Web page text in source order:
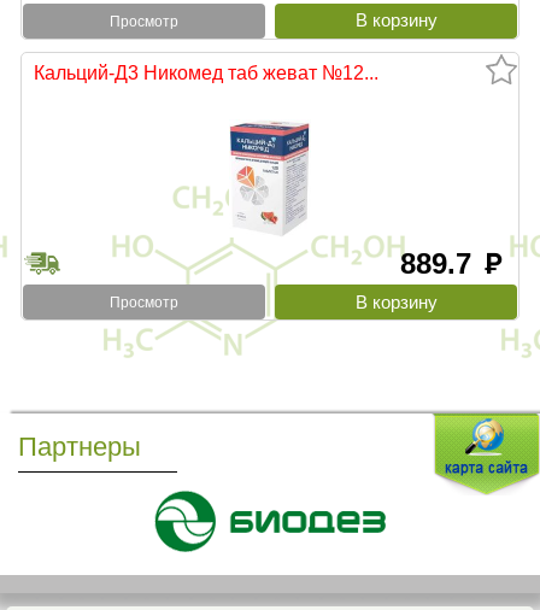
Просмотр
Кальций-Д3 Никомед таб жеват №12...
889.7 руб
Просмотр
Партнеры